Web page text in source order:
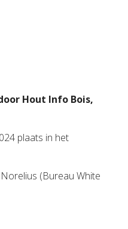
Hout Info Bois,
plaats in het
(Bureau White